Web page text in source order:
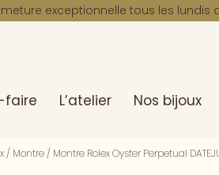
exceptionnelle tous les
faire L’atelier Nos bijoux
/ Montre / Montre Rolex Oyster Perpetual